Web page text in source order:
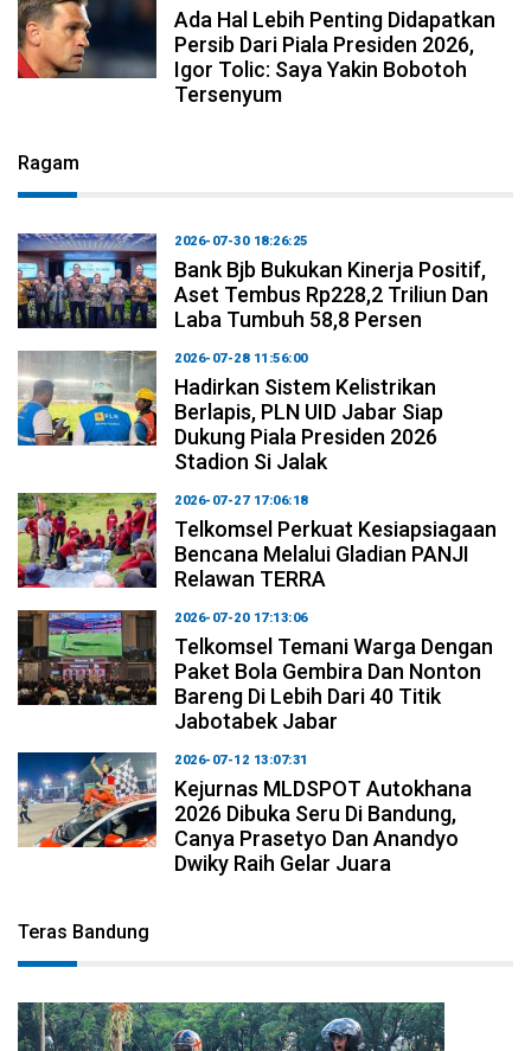
Ada Hal Lebih Penting Didapatkan
Persib Dari Piala Presiden 2026,
Igor Tolic: Saya Yakin Bobotoh
Tersenyum
Ragam
2026-07-30 18:26:25
Bank Bjb Bukukan Kinerja Positif,
Aset Tembus Rp228,2 Triliun Dan
Laba Tumbuh 58,8 Persen
2026-07-28 11:56:00
Hadirkan Sistem Kelistrikan
Berlapis, PLN UID Jabar Siap
Dukung Piala Presiden 2026
Stadion Si Jalak
2026-07-27 17:06:18
Telkomsel Perkuat Kesiapsiagaan
Bencana Melalui Gladian PANJI
Relawan TERRA
2026-07-20 17:13:06
Telkomsel Temani Warga Dengan
Paket Bola Gembira Dan Nonton
Bareng Di Lebih Dari 40 Titik
Jabotabek Jabar
2026-07-12 13:07:31
Kejurnas MLDSPOT Autokhana
2026 Dibuka Seru Di Bandung,
Canya Prasetyo Dan Anandyo
Dwiky Raih Gelar Juara
Teras Bandung